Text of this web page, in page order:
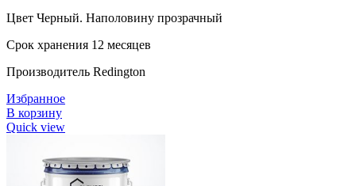
Цвет Черный. Наполовину прозрачный
Срок хранения 12 месяцев
Производитель Redington
Избранное
В корзину
Quick view